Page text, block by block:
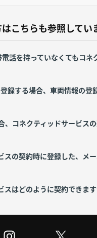
こちらも参照してい
話を持っていなくてもコネ
録する場合、車両情報の登
、コネクティッドサービス
スの契約時に登録した、メ
スはどのように契約できます